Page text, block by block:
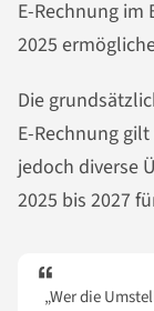
E-Rechnung im
2025
Die
E-Rechnung
jedoch diverse
2025 bis 2027
„Wer die